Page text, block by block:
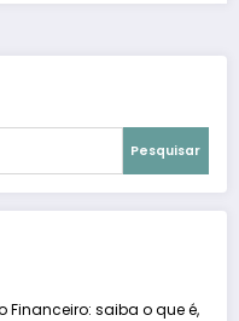
Pesquisar
Financeiro: saiba o que é,